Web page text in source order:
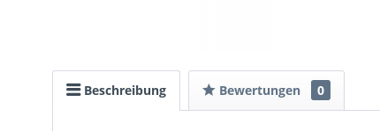
Beschreibung Bewertungen 0